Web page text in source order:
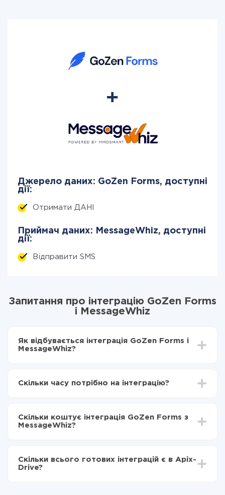
Джерело даних: GoZen Forms, доступні
дії:
Отримати ДАНІ
Приймач даних: MessageWhiz, доступні
дії:
Відправити SMS
Запитання про інтеграцію GoZen Forms
і MessageWhiz
Як відбувається інтеграція GoZen Forms і
MessageWhiz?
Вибираєте які дані передавати з GoZen Forms в
Тепер дані будуть автоматично передаватися з
GoZen Forms в MessageWhiz
Скільки часу потрібно на інтеграцію?
становити від 5-ти до 30-хвилин. У середньому
налаштування займає 10-15 хвилин.
Скільки коштує інтеграція GoZen Forms з
MessageWhiz?
Ви оплачуєте лише кількість даних, які за фактом
передаються з однієї вашої системи в іншу через
Скільки всього готових інтеграцій є в Apix-
Drive?